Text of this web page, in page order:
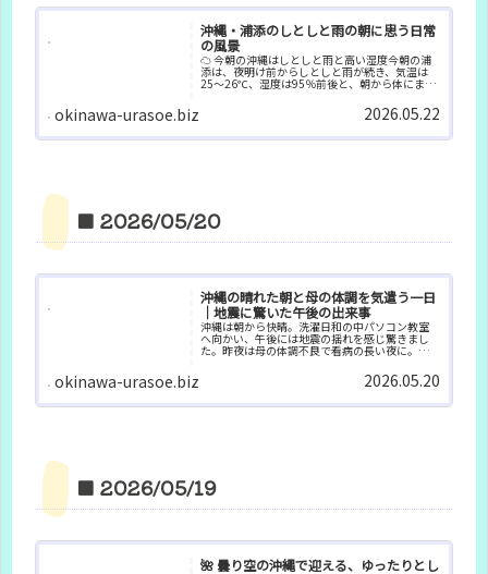
沖縄・浦添のしとしと雨の朝に思う日常
の風景
☁ 今朝の沖縄はしとしと雨と高い湿度今朝の浦
添は、夜明け前からしとしと雨が続き、気温は
25〜26℃、湿度は95％前後と、朝から体にまと
して雨が続き、時折強く降る時間帯もあるとのこ
okinawa-urasoe.biz 2026.05.22
■ 2026/05/20
沖縄の晴れた朝と母の体調を気遣う一日
｜地震に驚いた午後の出来事
沖縄は朝から快晴。洗濯日和の中パソコン教室
へ向かい、午後には地震の揺れを感じ驚きまし
た。昨夜は母の体調不良で看病の長い夜に。晴
okinawa-urasoe.biz 2026.05.20
■ 2026/05/19
🌺 曇り空の沖縄で迎える、ゆったりとし